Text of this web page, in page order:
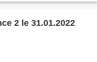
2 le 31.01.2022